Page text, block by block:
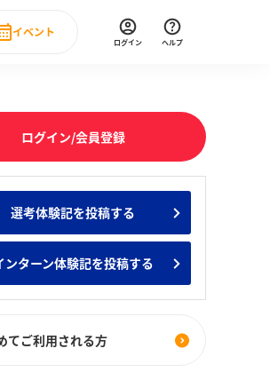
ング みんなのインターン人気企業ランキ
ュー
イベント
直近のイベント一覧
ログイン ヘルプ
ログイン/会員登録
選考体験記を投稿する
ンターン体験記を投稿する
てご利用される方